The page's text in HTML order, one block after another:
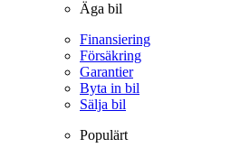
Äga bil
Finansiering
Försäkring
Garantier
Byta in bil
Sälja bil
Populärt